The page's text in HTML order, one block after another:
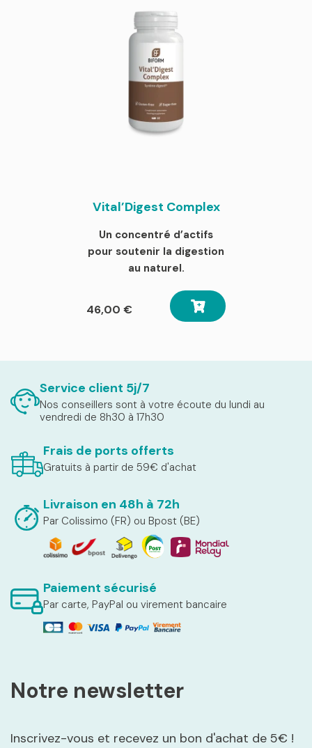
Vital’Digest Complex
Un concentré d’actifs
pour soutenir la digestion
au naturel.
46,00 €
Service client 5j/7
Nos conseillers sont à votre écoute du lundi au
vendredi de 8h30 à 17h30
Frais de ports offerts
Gratuits à partir de 59€ d'achat
Livraison en 48h à 72h
Par Colissimo (FR) ou Bpost (BE)
Paiement sécurisé
Par carte, PayPal ou virement bancaire
Notre newsletter
Inscrivez-vous et recevez un bon d'achat de 5€ !